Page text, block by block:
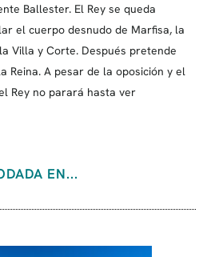
Ballester. El Rey se queda
el cuerpo desnudo de Marfisa, la
Villa y Corte. Después pretende
Reina. A pesar de la oposición y el
Rey no parará hasta ver
EN...